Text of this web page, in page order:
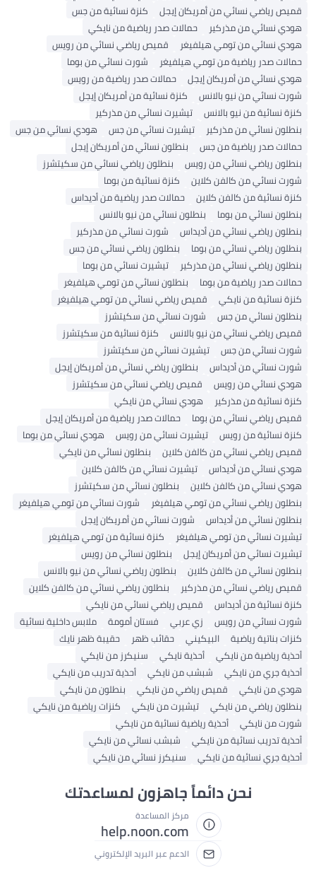
رياضي نسائي من أمريكان إيجل
كنزة نسائية من جس
نسائي من مذركير
حمالات صدر رياضية من نايكي
نسائي من تومي هيلفيغر
قميص رياضي نسائي من رويس
صدر رياضية من تومي هيلفيغر
شورت نسائي من بوما
من أمريكان إيجل
حمالات صدر رياضية من رويس
من نيو بالانس
كنزة نسائية من أمريكان إيجل
من نيو بالانس
تيشيرت نسائي من مذركير
نسائي من مذركير
تيشيرت نسائي من جس
هودي نسائي من جس
صدر رياضية من جس
بنطلون نسائي من أمريكان إيجل
رياضي نسائي من رويس
بنطلون رياضي نسائي من سكيتشرز
نسائي من كالفن كلاين
كنزة نسائية من بوما
من كالفن كلاين
حمالات صدر رياضية من أديداس
نسائي من بوما
بنطلون نسائي من نيو بالانس
رياضي نسائي من أديداس
شورت نسائي من مذركير
رياضي نسائي من بوما
بنطلون رياضي نسائي من جس
رياضي نسائي من مذركير
تيشيرت نسائي من بوما
صدر رياضية من بوما
بنطلون نسائي من تومي هيلفيغر
من نايكي
قميص رياضي نسائي من تومي هيلفيغر
نسائي من جس
شورت نسائي من سكيتشرز
رياضي نسائي من نيو بالانس
كنزة نسائية من سكيتشرز
نسائي من جس
تيشيرت نسائي من سكيتشرز
نسائي من أديداس
بنطلون رياضي نسائي من أمريكان إيجل
نسائي من رويس
قميص رياضي نسائي من سكيتشرز
من مذركير
هودي نسائي من نايكي
رياضي نسائي من بوما
حمالات صدر رياضية من أمريكان إيجل
من رويس
تيشيرت نسائي من رويس
هودي نسائي من بوما
رياضي نسائي من كالفن كلاين
بنطلون نسائي من نايكي
نسائي من أديداس
تيشيرت نسائي من كالفن كلاين
نسائي من كالفن كلاين
بنطلون نسائي من سكيتشرز
رياضي نسائي من تومي هيلفيغر
شورت نسائي من تومي هيلفيغر
نسائي من أديداس
شورت نسائي من أمريكان إيجل
نسائي من تومي هيلفيغر
كنزة نسائية من تومي هيلفيغر
نسائي من أمريكان إيجل
بنطلون نسائي من رويس
نسائي من كالفن كلاين
بنطلون رياضي نسائي من نيو بالانس
رياضي نسائي من مذركير
بنطلون رياضي نسائي من كالفن كلاين
من أديداس
قميص رياضي نسائي من نايكي
نسائي من رويس
زي عربي فستان أمومة
ملابس داخلية نسائية
بناتية رياضية
البيكيني حقائب ظهر
حقيبة ظهر نايك
رياضية من نايكي
أحذية نايكي
سنيكرز من نايكي
جري من نايكي
شبشب من نايكي
أحذية تدريب من نايكي
من نايكي
قميص رياضي من نايكي
بنطلون من نايكي
رياضي من نايكي
تيشيرت من نايكي
كنزات رياضية من نايكي
من نايكي
أحذية رياضية نسائية من نايكي
تدريب نسائية من نايكي
شبشب نسائي من نايكي
جري نسائية من نايكي
سنيكرز نسائي من نايكي
نحن دائماً جاهزون لمساعدتك
مركز المساعدة
help.noon.com
الدعم عبر البريد الإلكتروني